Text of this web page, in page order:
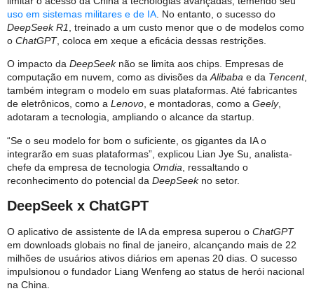
uso em sistemas militares e de IA . No entanto, o sucesso do
DeepSeek R1
, treinado a um custo menor que o de modelos como
o ChatGPT, coloca em xeque a eficácia dessas restrições.
O impacto da DeepSeeknão se limita aos chips. Empresas de
computação em nuvem, como as divisões da Alibaba e da Tencent,
também integram o modelo em suas plataformas. Até fabricantes
de eletrônicos, como a Lenovo , e montadoras, como a Geely,
adotaram a tecnologia, ampliando o alcance da startup.
“Se o seu modelo for bom o suficiente, os gigantes da IA o
integrarão em suas plataformas”, explicou Lian Jye Su, analista-
chefe da empresa de tecnologia Omdia , ressaltando o
reconhecimento do potencial da DeepSeekno setor.
DeepSeek x ChatGPT
O aplicativo de assistente de IA da empresa superou o ChatGPT
em downloads globais no final de janeiro, alcançando mais de 22
milhões de usuários ativos diários em apenas 20 dias. O sucesso
impulsionou o fundador Liang Wenfeng ao status de herói nacional
na China.